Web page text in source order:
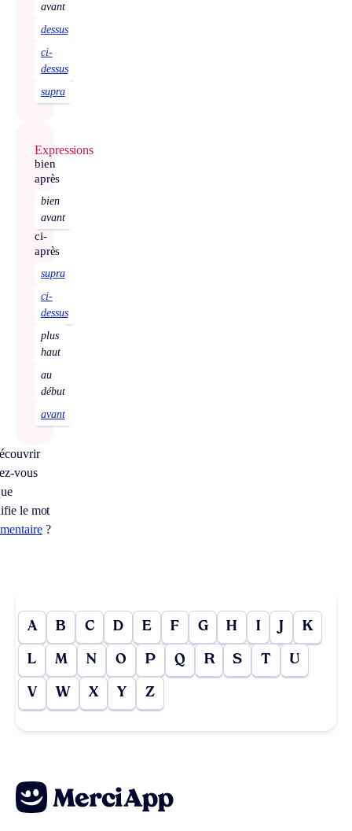
avant
dessus
ci-
dessus
supra
Expressions
bien
après
bien
avant
ci-
après
supra
ci-
dessus
plus
haut
au
début
avant
vous
le mot
?
A B C D E F G H I J K
L M N O P Q R S T U
V W X Y Z